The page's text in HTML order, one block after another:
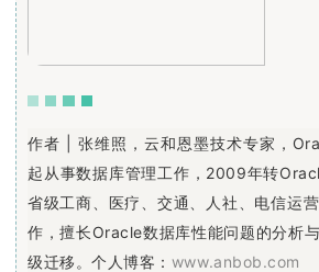
作者 | 张维照，云和恩墨技术专家，
起从事数据库管理工作，2009年转
省级工商、医疗、交通、人社、电信运
作，擅长Oracle数据库性能问题的分析
级迁移。个人博客： www.anbob.com